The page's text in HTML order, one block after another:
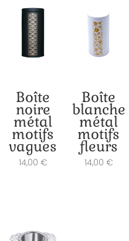
Boîte
noire
métal
motifs
vagues
14,00 €
Boîte
blanche
métal
motifs
fleurs
14,00 €